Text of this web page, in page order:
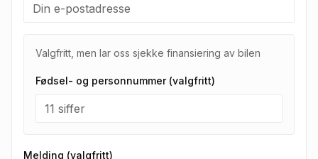
Valgfritt, men lar oss sjekke finansiering av bilen
Fødsel- og personnummer (valgfritt)
Melding (valgfritt)